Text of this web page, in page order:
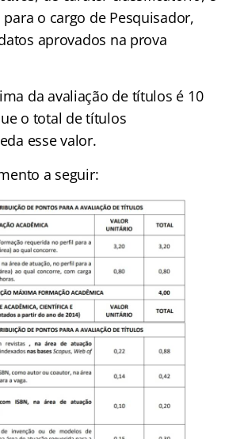
o cargo de Pesquisador,
aprovados na prova
da avaliação de títulos é 10
o total de títulos
esse valor.
a seguir: